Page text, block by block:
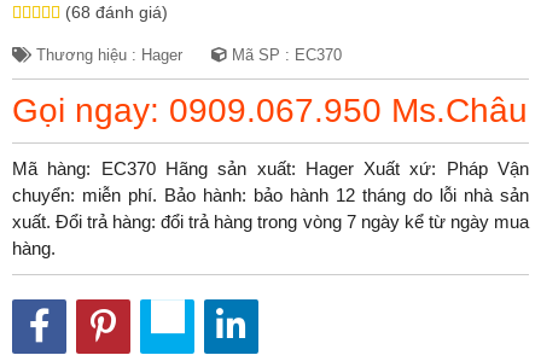
(68 đánh giá)
Thương hiệu : Hager Mã SP : EC370
Gọi ngay: 0909.067.950 Ms.Châu
Mã hàng: EC370 Hãng sản xuất: Hager Xuất xứ: Pháp Vận
chuyển: miễn phí. Bảo hành: bảo hành 12 tháng do lỗi nhà sản
xuất. Đổi trả hàng: đổi trả hàng trong vòng 7 ngày kể từ ngày mua
hàng.